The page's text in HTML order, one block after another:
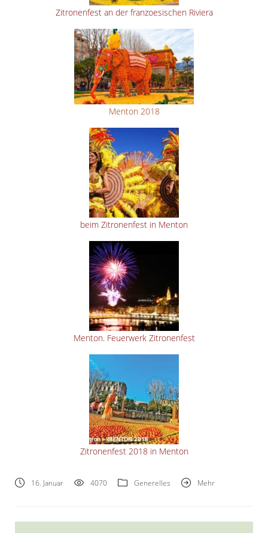
Zitronenfest an der franzoesischen Riviera
Menton 2018
beim Zitronenfest in Menton
Menton. Feuerwerk Zitronenfest
Zitronenfest 2018 in Menton
16. Januar 4070 Generelles Mehr